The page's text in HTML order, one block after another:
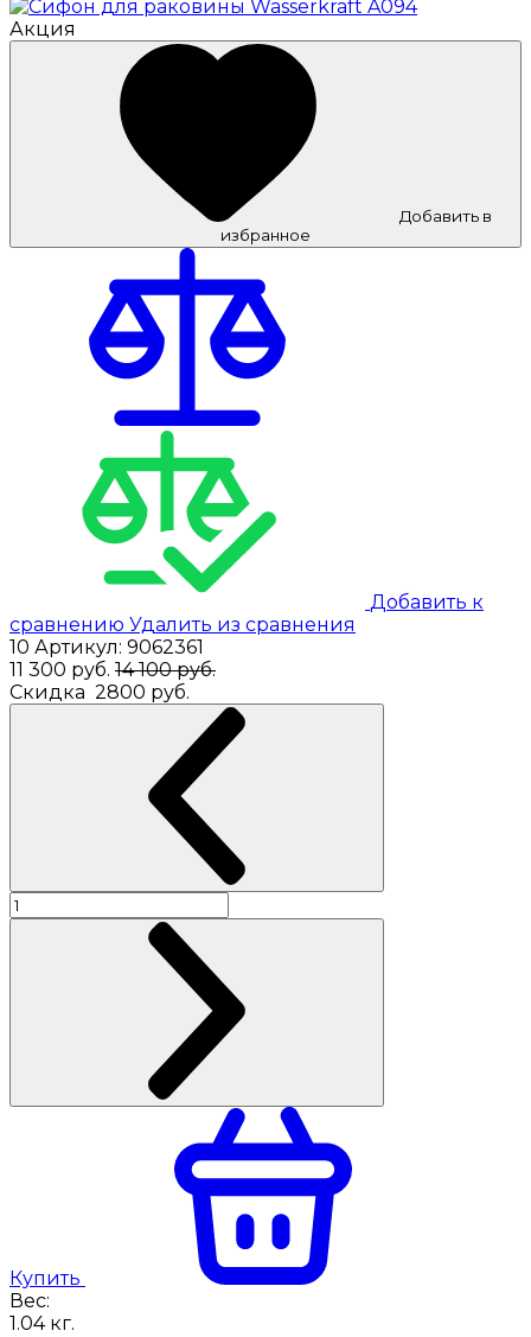
Акция
Добавить в
избранное
Добавить к
сравнению Удалить из сравнения
10 Артикул: 9062361
11 300 руб. 14 100 руб.
Скидка 2800 руб.
Купить
Вес:
1.04кг.